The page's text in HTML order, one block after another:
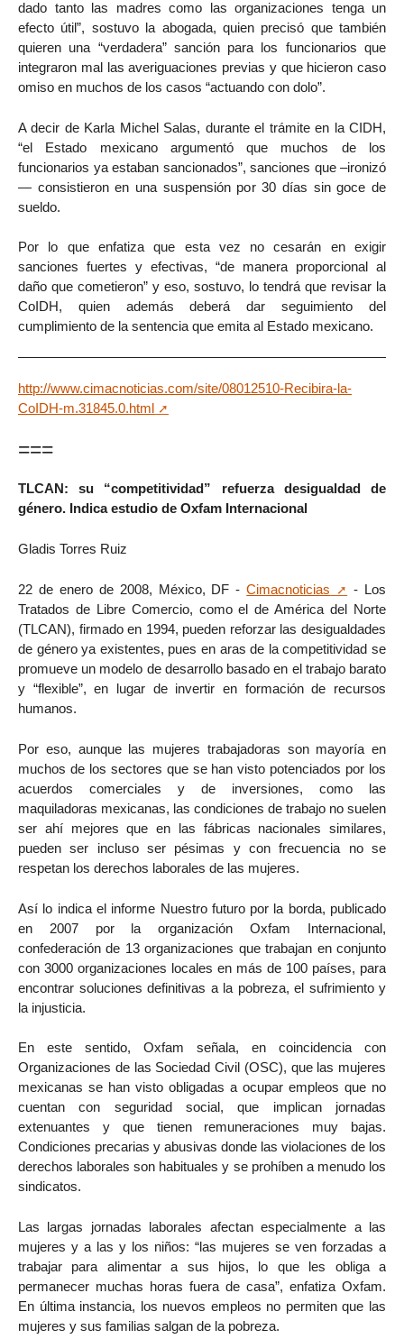
dado tanto las madres como las organizaciones tenga un
efecto útil”, sostuvo la abogada, quien precisó que también
quieren una “verdadera” sanción para los funcionarios que
integraron mal las averiguaciones previas y que hicieron caso
omiso en muchos de los casos “actuando con dolo”.
A decir de Karla Michel Salas, durante el trámite en la CIDH,
“el Estado mexicano argumentó que muchos de los
funcionarios ya estaban sancionados”, sanciones que –ironizó
— consistieron en una suspensión por 30 días sin goce de
sueldo.
Por lo que enfatiza que esta vez no cesarán en exigir
sanciones fuertes y efectivas, “de manera proporcional al
daño que cometieron” y eso, sostuvo, lo tendrá que revisar la
CoIDH, quien además deberá dar seguimiento del
cumplimiento de la sentencia que emita al Estado mexicano.
http://www.cimacnoticias.com/site/08012510-Recibira-la-
CoIDH-m.31845.0.html
===
TLCAN: su “competitividad” refuerza desigualdad de
género. Indica estudio de Oxfam Internacional
Gladis Torres Ruiz
22 de enero de 2008, México, DF -Cimacnoticias
- Los
Tratados de Libre Comercio, como el de América del Norte
(TLCAN), firmado en 1994, pueden reforzar las desigualdades
de género ya existentes, pues en aras de la competitividad se
promueve un modelo de desarrollo basado en el trabajo barato
y “flexible”, en lugar de invertir en formación de recursos
humanos.
Por eso, aunque las mujeres trabajadoras son mayoría en
muchos de los sectores que se han visto potenciados por los
acuerdos comerciales y de inversiones, como las
maquiladoras mexicanas, las condiciones de trabajo no suelen
ser ahí mejores que en las fábricas nacionales similares,
pueden ser incluso ser pésimas y con frecuencia no se
respetan los derechos laborales de las mujeres.
Así lo indica el informe Nuestro futuro por la borda, publicado
en 2007 por la organización Oxfam Internacional,
confederación de 13 organizaciones que trabajan en conjunto
con 3000 organizaciones locales en más de 100 países, para
encontrar soluciones definitivas a la pobreza, el sufrimiento y
la injusticia.
En este sentido, Oxfam señala, en coincidencia con
Organizaciones de las Sociedad Civil (OSC), que las mujeres
mexicanas se han visto obligadas a ocupar empleos que no
cuentan con seguridad social, que implican jornadas
extenuantes y que tienen remuneraciones muy bajas.
Condiciones precarias y abusivas donde las violaciones de los
derechos laborales son habituales y se prohíben a menudo los
sindicatos.
Las largas jornadas laborales afectan especialmente a las
mujeres y a las y los niños: “las mujeres se ven forzadas a
trabajar para alimentar a sus hijos, lo que les obliga a
permanecer muchas horas fuera de casa”, enfatiza Oxfam.
En última instancia, los nuevos empleos no permiten que las
mujeres y sus familias salgan de la pobreza.